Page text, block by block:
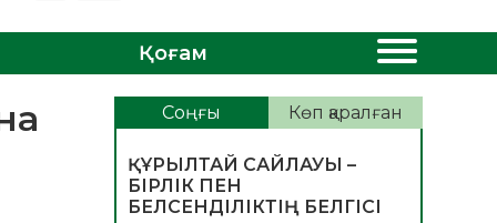
Қоғам
Соңғы Көп қаралған
ҚҰРЫЛТАЙ САЙЛАУЫ –
БІРЛІК ПЕН
БЕЛСЕНДІЛІКТІҢ БЕЛГІСІ